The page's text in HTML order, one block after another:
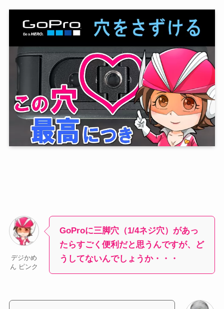
デジかめ
ん ピンク
GoProに三脚穴（1/4ネジ穴）があっ
たらすごく便利だと思うんですが、ど
うしてないんでしょうか・・・